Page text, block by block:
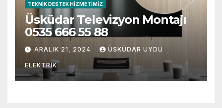
TEKNIK DESTEK HIZMETIMIZ
Üsküdar Televizyon Montajı
0535 666 55 88
ARALIK 21, 2024 ÜSKÜDAR UYDU
ELEKTRIK